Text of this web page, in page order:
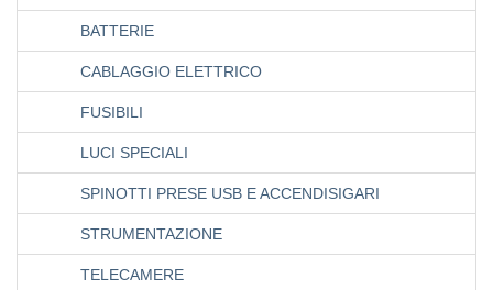
BATTERIE
CABLAGGIO ELETTRICO
FUSIBILI
LUCI SPECIALI
SPINOTTI PRESE USB E ACCENDISIGARI
STRUMENTAZIONE
TELECAMERE